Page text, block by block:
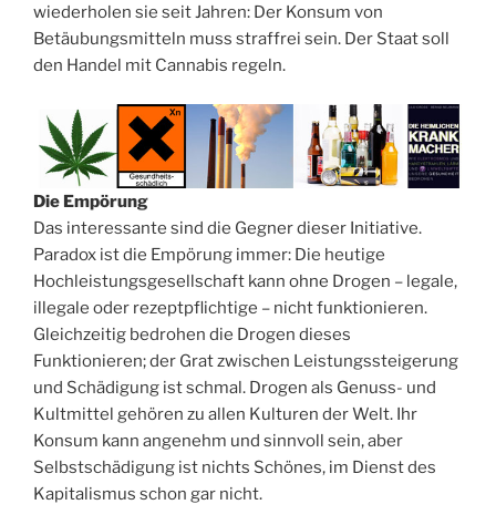
wiederholen sie seit Jahren: Der Konsum von
Betäubungsmitteln muss straffrei sein. Der Staat soll
den Handel mit Cannabis regeln.
Die Empörung
Das interessante sind die Gegner dieser Initiative.
Paradox ist die Empörung immer: Die heutige
Hochleistungsgesellschaft kann ohne Drogen – legale,
illegale oder rezeptpflichtige – nicht funktionieren.
Gleichzeitig bedrohen die Drogen dieses
Funktionieren; der Grat zwischen Leis­tungssteigerung
und Schädigung ist ­schmal. Drogen als Genuss- und
Kultmittel gehören zu allen Kulturen der Welt. Ihr
Konsum kann angenehm und sinnvoll sein, aber
Selbstschädigung ist nichts Schönes, im Dienst des
Kapitalismus schon gar nicht.